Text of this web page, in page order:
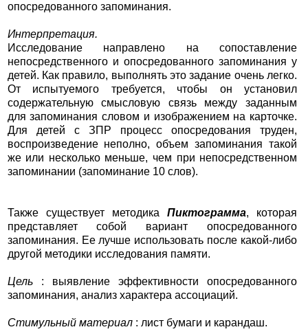
опосредованного запоминания.
Интерпретация.
Исследование направлено на сопоставление
непосредственного и опосредованного запоминания у
детей. Как правило, выполнять это задание очень легко.
От испытуемого требуется, чтобы он установил
содержательную смысловую связь между заданным
для запоминания словом и изображением на карточке.
Для детей с ЗПР процесс опосредования труден,
воспроизведение неполно, объем запоминания такой
же или несколько меньше, чем при непосредственном
запоминании (запоминание 10 слов).
Также существует методика Пиктограмма, которая
представляет собой вариант опосредованного
запоминания. Ее лучше использовать после какой-либо
другой методики исследования памяти.
Цель : выявление эффективности опосредованного
запоминания, анализ характера ассоциаций.
Стимульный материал : лист бумаги и карандаш.